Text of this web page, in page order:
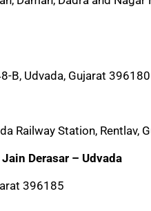
B, Udvada, Gujarat 396180
Railway Station, Rentlav,
Derasar – Udvada
396185